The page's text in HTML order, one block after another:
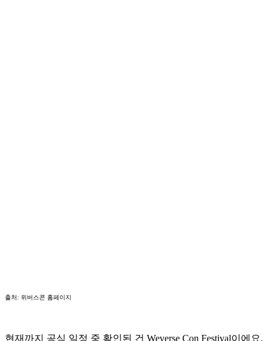
출처: 위버스콘 홈페이지
현재까지 공식 일정 중 확인된 건 Weverse Con Festival이에요.